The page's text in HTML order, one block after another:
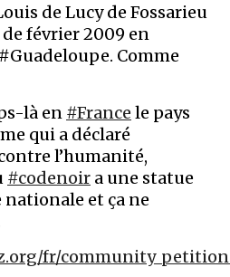
de Lucy de Fossarieu
de février 2009 en
Comme
là en #France le pays
qui a déclaré
l’humanité,
#codenoir a une statue
nationale et ça ne
fr/community_petitions/